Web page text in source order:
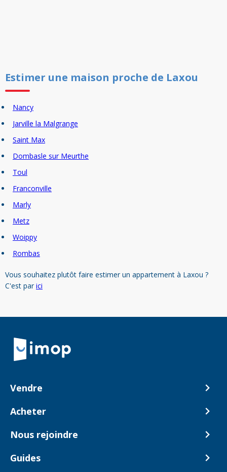
Estimer une maison proche de Laxou
Nancy
Jarville la Malgrange
Saint Max
Dombasle sur Meurthe
Toul
Franconville
Marly
Metz
Woippy
Rombas
Vous souhaitez plutôt faire estimer un appartement à Laxou ?
C'est parici
Retour à la navigation principale
Vendre
Comment ça marche ?
Acheter
Biens en vente
Nous rejoindre
Devenir Conseiller
Guides